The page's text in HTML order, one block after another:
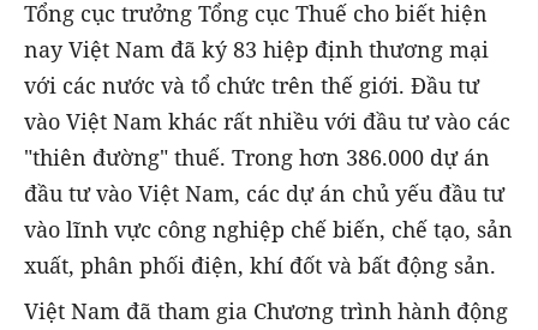
Tổng cục trưởng Tổng cục Thuế cho biết hiện
nay Việt Nam đã ký 83 hiệp định thương mại
với các nước và tổ chức trên thế giới. Đầu tư
vào Việt Nam khác rất nhiều với đầu tư vào các
"thiên đường" thuế. Trong hơn 386.000 dự án
đầu tư vào Việt Nam, các dự án chủ yếu đầu tư
vào lĩnh vực công nghiệp chế biến, chế tạo, sản
xuất, phân phối điện, khí đốt và bất động sản.
Việt Nam đã tham gia Chương trình hành động